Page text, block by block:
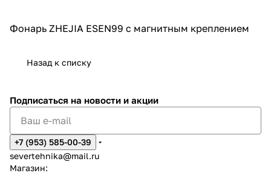
Фонарь ZHEJIA ESEN99 с магнитным креплением
Назад к списку
Подписаться на новости и акции
+7 (953) 585-00-39
severtehnika@mail.ru
Магазин: